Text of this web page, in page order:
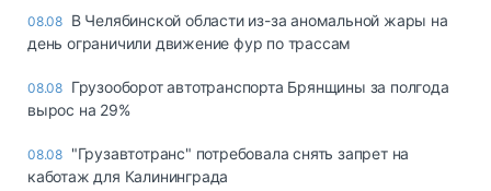
08.08 В Челябинской области из-за аномальной жары на
день ограничили движение фур по трассам
08.08 Грузооборот автотранспорта Брянщины за полгода
вырос на 29%
08.08 "Грузавтотранс" потребовала снять запрет на
каботаж для Калининграда